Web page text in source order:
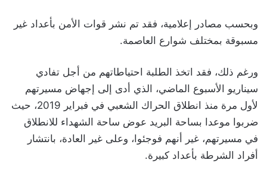
وبحسب مصادر إعلامية، فقد تم نشر قوات الأمن بأعداد غير
مسبوقة بمختلف شوارع العاصمة.
ورغم ذلك، فقد اتخذ الطلبة احتياطاتهم من أجل تفادي
سيناريو الأسبوع الماضي، الذي أدى إلى إجهاض مسيرتهم
لأول مرة منذ انطلاق الحراك الشعبي في فبراير 2019، حيث
ضربوا موعدا بساحة البريد عوض ساحة الشهداء للانطلاق
في مسيرتهم، غير أنهم فوجئوا، وعلى غير العادة، بانتشار
أفراد الشرطة بأعداد كبيرة.